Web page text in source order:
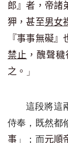
郎』者，帝諸
狎，甚至男女
『事事無礙』
禁止 ，醜聲
之。 」
這段將這
侍奉 ，既然
事 」 ； 而元順